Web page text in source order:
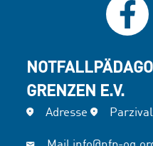
GRENZEN E.V.
Adresse